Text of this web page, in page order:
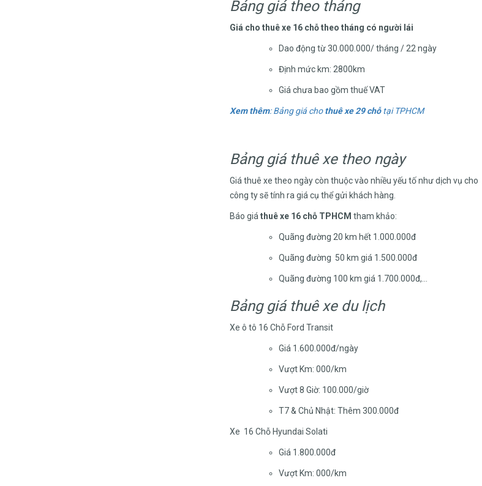
Bảng giá theo tháng
Giá cho thuê xe 16 chỗ theo tháng có người lái
Dao động từ 30.000.000/ tháng / 22 ngày
Định mức km: 2800km
Giá chưa bao gồm thuế VAT
Xem thêm: Bảng giá chothuê xe 29 chỗtại TPHCM
Bảng giá thuê xe theo ngày
Giá thuê xe theo ngày còn thuộc vào nhiều yếu tố như dịch vụ
công ty sẽ tính ra giá cụ thể gửi khách hàng.
Báo giá thuê xe 16 chỗ TPHCM tham khảo:
Quãng đường 20 km hết 1.000.000đ
Quãng đường 50 km giá 1.500.000đ
Quãng đường 100 km giá 1.700.000đ,…
Bảng giá thuê xe du lịch
Xe ô tô 16 Chỗ Ford Transit
Giá 1.600.000đ/ngày
Vượt Km: 000/km
Vượt 8 Giờ: 100.000/giờ
T7 & Chủ Nhật: Thêm 300.000đ
Xe 16 Chỗ Hyundai Solati
Giá 1.800.000đ
Vượt Km: 000/km